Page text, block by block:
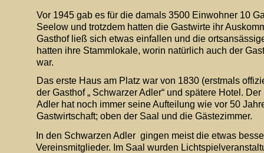
In den Schwarzen Adler  gingen meist die etwas
Vereinsmitglieder. Im Saal wurden
Vor 1945 gab es für die damals 3500 Einwohner 10
Seelow und trotzdem hatten die Gastwirte ihr
Gasthof ließ sich etwas einfallen und die
hatten ihre Stammlokale, worin natürlich auch der
war.
Das erste Haus am Platz war von 1830 (erstmals
der Gasthof „ Schwarzer Adler“ und spätere Hotel.
Adler hat noch immer seine Aufteilung wie vor 50
Gastwirtschaft; oben der Saal und die Gästezimmer.